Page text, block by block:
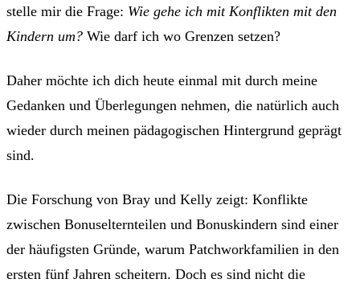
stelle mir die Frage: Wie gehe ich mit Konflikten mit den
Kindern um? Wie darf ich wo Grenzen setzen?
Daher möchte ich dich heute einmal mit durch meine
Gedanken und Überlegungen nehmen, die natürlich auch
wieder durch meinen pädagogischen Hintergrund geprägt
sind.
Die Forschung von Bray und Kelly zeigt: Konflikte
zwischen Bonuselternteilen und Bonuskindern sind einer
der häufigsten Gründe, warum Patchworkfamilien in den
ersten fünf Jahren scheitern. Doch es sind nicht die